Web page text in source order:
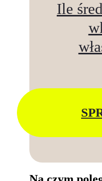
Ile